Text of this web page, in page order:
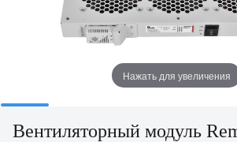
Нажать для увеличения
Вентиляторный модуль